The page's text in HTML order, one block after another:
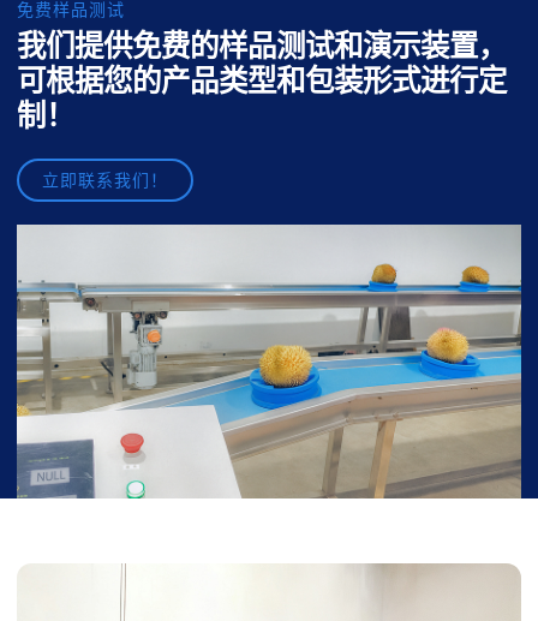
免费样品测试
我们提供免费的样品测试和演示装置，
可根据您的产品类型和包装形式进行定
制！
立即联系我们！